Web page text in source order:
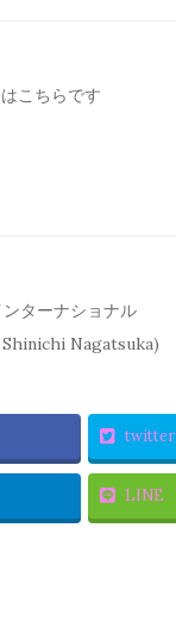
こちらです
ターナショナル
Nagatsuka)
twitter
LINE